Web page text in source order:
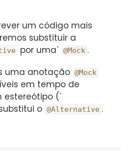
um código mais
substituir a
por uma` @Mock .
uma anotação @Mock
em tempo de
estereótipo (`
o @Alternative .